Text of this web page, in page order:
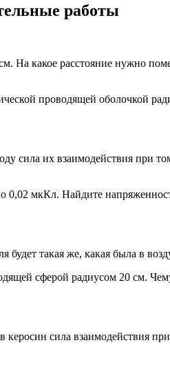
работы
На какое расстояние нужно
проводящей оболочкой
сила их взаимодействия при
мкКл. Найдите
такая же, какая была в
сферой радиусом 20 см.
сила взаимодействия